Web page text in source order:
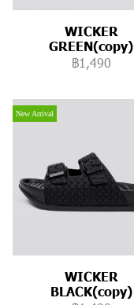
WICKER
GREEN(copy)
฿1,490
New Arrival
WICKER
BLACK(copy)